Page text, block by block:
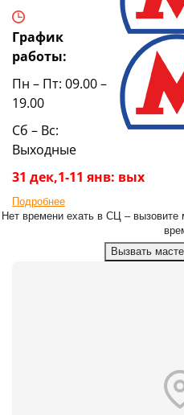
График
работы:
Пн – Пт: 09.00 –
19.00
Сб – Вс:
Выходные
31 дек,1-11 янв: вых
Подробнее
Нет времени ехать в СЦ –
Вызвать